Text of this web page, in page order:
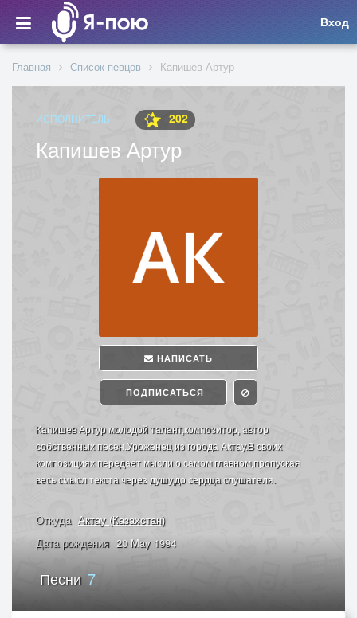
Вход
Главная Список певцов Капишев Артур
ИСПОЛНИТЕЛЬ 202
Капишев Артур
НАПИСАТЬ
ПОДПИСАТЬСЯ
Капишев Артур молодой талант,композитор, автор
собственных песен.Уроженец из города Актау.В своих
композициях передает мысли о самом главном,пропуская
весь смысл текста через душу,до сердца слушателя.
Откуда Актау (Казахстан)
Дата рождения 20 May 1994
Песни7